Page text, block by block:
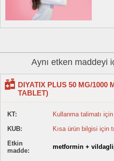
Aynı etken maddeyi
DIYATIX PLUS 50 MG/1000
TABLET)
KT:
Kullanma talimatı
KUB:
Kısa ürün bilgisi için
Etkin
madde:
metformin +